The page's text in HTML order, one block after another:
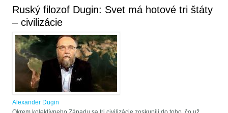
Ruský filozof Dugin: Svet má hotové tri štáty
– civilizácie
Alexander Dugin